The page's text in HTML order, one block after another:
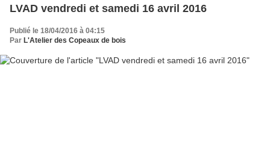
LVAD vendredi et samedi 16 avril 2016
Publié le 18/04/2016 à 04:15
Par L'Atelier des Copeaux de bois